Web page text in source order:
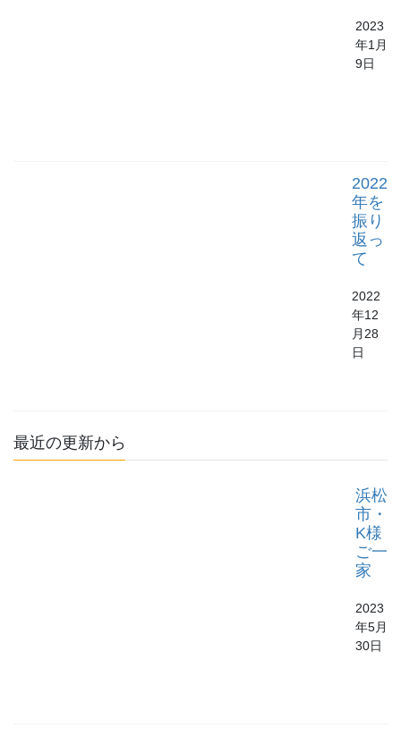
2023
年1月
9日
2022
年を
振り
返っ
て
2022
年12
月28
日
最近の更新から
浜松
市・
K様
ご一
家
2023
年5月
30日